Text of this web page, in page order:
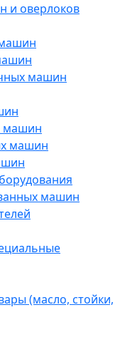
и оверлоков
машин
машин
машин
машин
(масло, стойки,